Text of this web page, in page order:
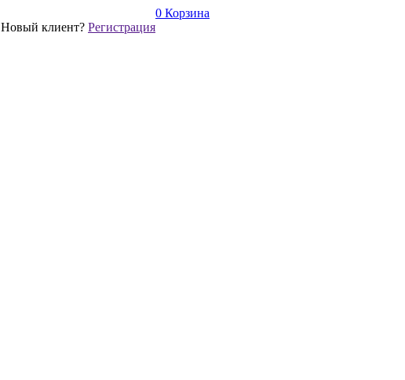
Новый клиент? Регистрация
0 Корзина